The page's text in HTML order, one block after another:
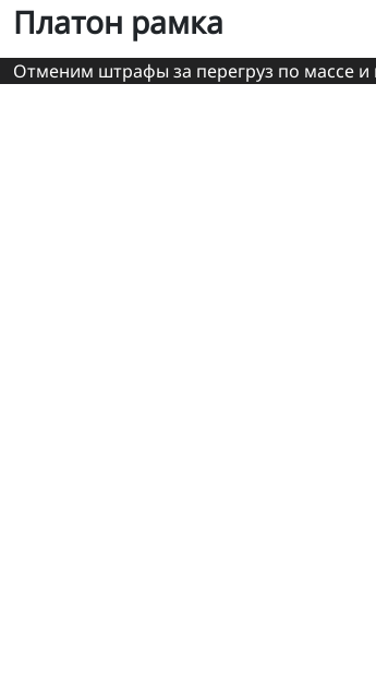
Платон рамка
Отменим штрафы за перегруз по массе и